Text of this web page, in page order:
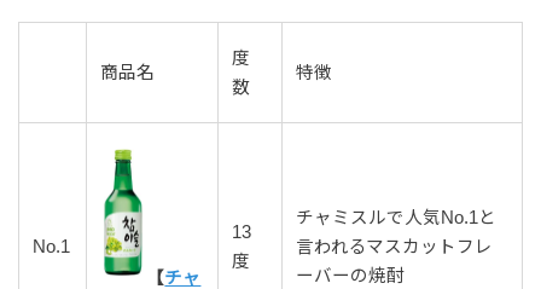
商品名
度
数
特徴
No.1
【チャ
13
度
チャミスルで人気No.1と
言われるマスカットフレ
ーバーの焼酎